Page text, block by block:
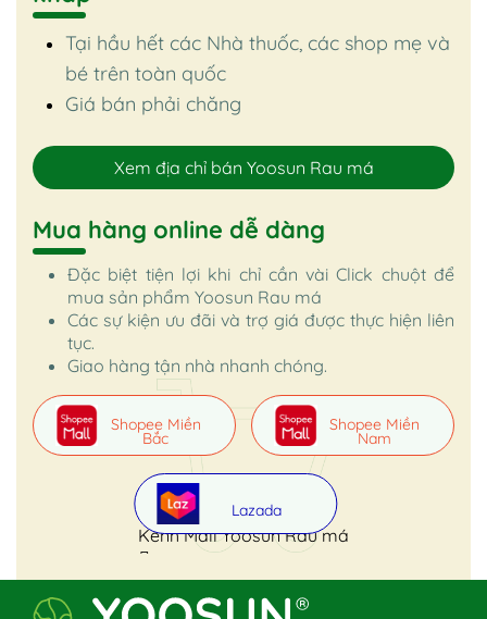
Tại hầu hết các Nhà thuốc, các shop mẹ và
bé trên toàn quốc
Giá bán phải chăng
Xem địa chỉ bán Yoosun Rau má
Mua hàng online dễ dàng
Đặc biệt tiện lợi khi chỉ cần vài Click chuột để
mua sản phẩm Yoosun Rau má
Các sự kiện ưu đãi và trợ giá được thực hiện liên
tục.
Giao hàng tận nhà nhanh chóng.
Kênh Mall Yoosun Rau má
Shopee Miền
Bắc
Shopee Miền
Nam
Lazada